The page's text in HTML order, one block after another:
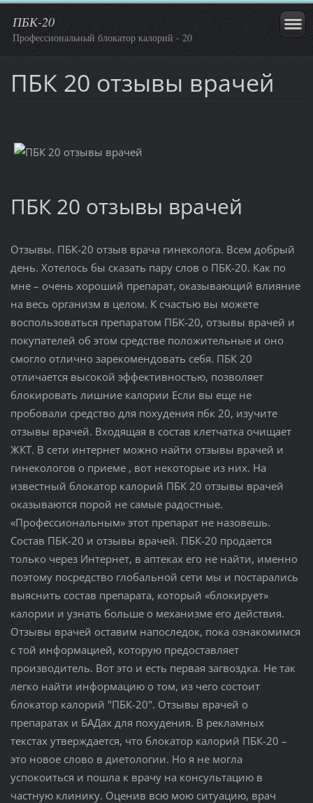
ПБК-20
Профессиональный блокатор калорий - 20
ПБК 20 отзывы врачей
ПБК 20 отзывы врачей
Отзывы. ПБК-20 отзыв врача гинеколога. Всем добрый
день. Хотелось бы сказать пару слов о ПБК-20. Как по
мне – очень хороший препарат, оказывающий влияние
на весь организм в целом. К счастью вы можете
воспользоваться препаратом ПБК-20, отзывы врачей и
покупателей об этом средстве положительные и оно
смогло отлично зарекомендовать себя. ПБК 20
отличается высокой эффективностью, позволяет
блокировать лишние калории Если вы еще не
пробовали средство для похудения пбк 20, изучите
отзывы врачей. Входящая в состав клетчатка очищает
ЖКТ. В сети интернет можно найти отзывы врачей и
гинекологов о приеме , вот некоторые из них. На
известный блокатор калорий ПБК 20 отзывы врачей
оказываются порой не самые радостные.
«Профессиональным» этот препарат не назовешь.
Состав ПБК-20 и отзывы врачей. ПБК-20 продается
только через Интернет, в аптеках его не найти, именно
поэтому посредство глобальной сети мы и постарались
выяснить состав препарата, который «блокирует»
калории и узнать больше о механизме его действия.
Отзывы врачей оставим напоследок, пока ознакомимся
с той информацией, которую предоставляет
производитель. Вот это и есть первая загвоздка. Не так
легко найти информацию о том, из чего состоит
блокатор калорий "ПБК-20". Отзывы врачей о
препаратах и БАДах для похудения. В рекламных
текстах утверждается, что блокатор калорий ПБК-20 –
это новое слово в диетологии. Но я не могла
успокоиться и пошла к врачу на консультацию в
частную клинику. Оценив всю мою ситуацию, врач